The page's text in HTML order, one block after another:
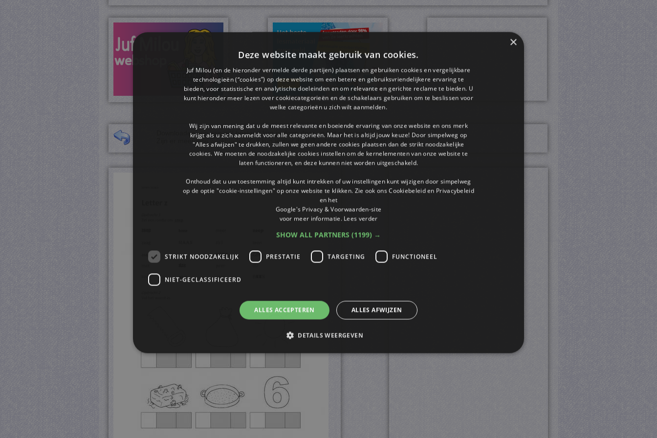
Downloaden van een pdf bestand kun je doen door op het gekozen plaatje te klikken.
Zijn er meerdere werkbladen dan kun je met de pijltjestoetsen er doorheen bladeren.
×
Deze website maakt gebruik van cookies.
Juf Milou (en de hieronder vermelde derde partijen) plaatsen en gebruiken cookies en vergelijkbare
technologieën (“cookies”) op deze website om een ​​betere en gebruiksvriendelijkere ervaring te
bieden, voor statistische en analytische doeleinden en om relevante en gerichte reclame te bieden. U
kunt hieronder meer lezen over cookiecategorieën en de schakelaars gebruiken om te beslissen voor
welke categorieën u zich wilt aanmelden.
Wij zijn van mening dat u de meest relevante en boeiende ervaring van onze website en ons merk
krijgt als u zich aanmeldt voor alle categorieën. Maar het is altijd jouw keuze! Door simpelweg op
"Alles afwijzen" te drukken, zullen we geen andere cookies plaatsen dan de strikt noodzakelijke
cookies. We moeten de noodzakelijke cookies instellen om de kernelementen van onze website te
laten functioneren, en deze kunnen niet worden uitgeschakeld.
Onthoud dat u uw toestemming altijd kunt intrekken of uw instellingen kunt wijzigen door simpelweg
op de optie "cookie-instellingen" op onze website te klikken. Zie ook ons ​​Cookiebeleid en Privacybeleid
en het
Google's Privacy & Voorwaarden-site
voor meer informatie. Lees verder
SHOW ALL PARTNERS (1199) →
STRIKT NOODZAKELIJK PRESTATIE TARGETING FUNCTIONEEL
NIET-GECLASSIFICEERD
ALLES ACCEPTEREN ALLES AFWIJZEN
DETAILS WEERGEVEN
Strikt noodzakelijke cookies maken de kernfunctionaliteiten van de website mogelijk, zoals gebruikersaanmelding en accountbeheer. De
website kan niet goed worden gebruikt zonder de strikt noodzakelijke cookies.
Provider/